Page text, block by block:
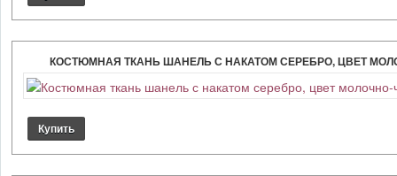
КОСТЮМНАЯ ТКАНЬ ШАНЕЛЬ С НАКАТОМ СЕРЕБРО, ЦВЕТ